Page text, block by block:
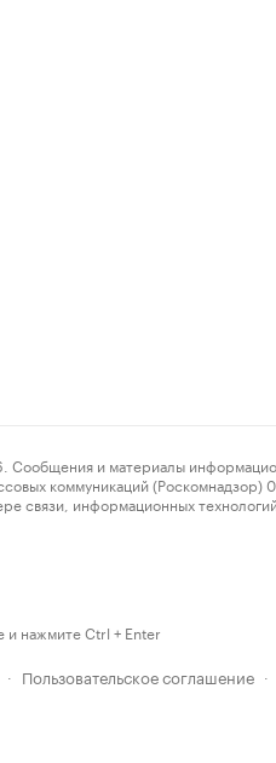
и материалы
коммуникаций
связи, информационных
и нажмите Ctrl + Enter
· Пользовательское соглашение ·